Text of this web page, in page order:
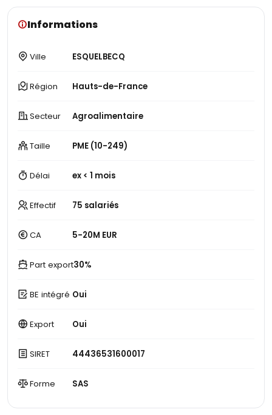
Informations
Ville ESQUELBECQ
Région Hauts-de-France
Secteur Agroalimentaire
Taille PME (10-249)
Délai ex < 1 mois
Effectif 75 salariés
CA 5-20M EUR
Part export30%
BE intégré Oui
Export Oui
SIRET 44436531600017
Forme SAS